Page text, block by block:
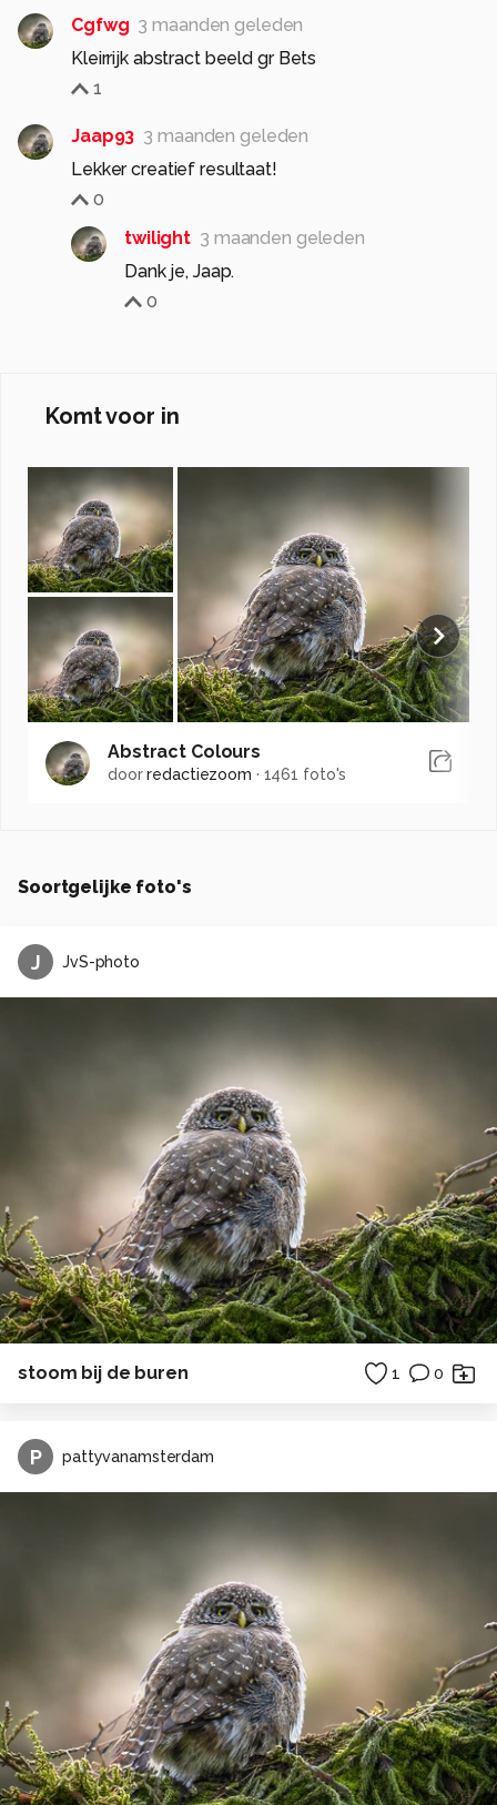
Cgfwg 3 maanden geleden
Kleirrijk abstract beeld gr Bets
1
Jaap93 3 maanden geleden
Lekker creatief resultaat!
0
twilight 3 maanden geleden
Dank je, Jaap.
0
Komt voor in
Abstract Colours
doorredactiezoom · 1461 foto's
Soortgelijke foto's
J JvS-photo
stoom bij de buren 1 0
P pattyvanamsterdam